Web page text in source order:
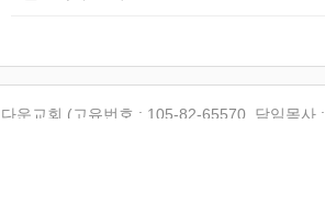
다운교회 (고유번호 : 105-82-65570, 담임목사